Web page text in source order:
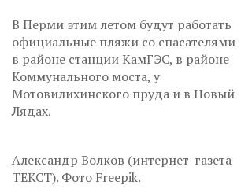
В Перми этим летом будут работать
официальные пляжи со спасателями
в районе станции КамГЭС, в районе
Коммунального моста, у
Мотовилихинского пруда и в Новый
Лядах.
Александр Волков (интернет-газета
ТЕКСТ). Фото Freepik.